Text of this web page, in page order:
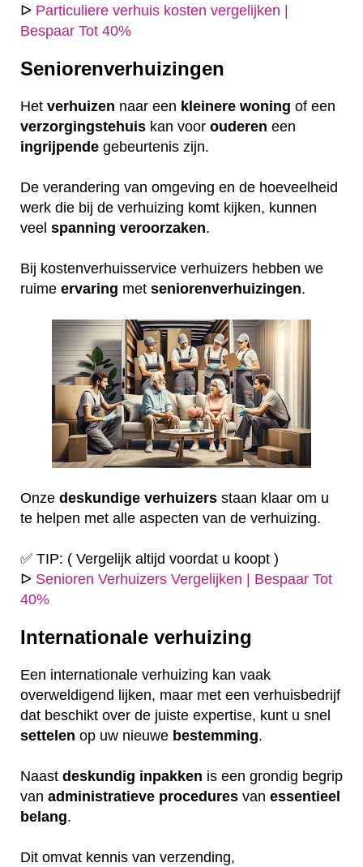
ᐅ Particuliere verhuis kosten vergelijken |
Bespaar Tot 40%
Seniorenverhuizingen
Het verhuizen naar een kleinere woning of een
verzorgingstehuis kan voor ouderen een
ingrijpende gebeurtenis zijn.
De verandering van omgeving en de hoeveelheid
werk die bij de verhuizing komt kijken, kunnen
veel spanning veroorzaken.
Bij kostenverhuisservice verhuizers hebben we
ruime ervaring met seniorenverhuizingen.
Onze deskundige verhuizers staan klaar om u
te helpen met alle aspecten van de verhuizing.
✅ TIP: ( Vergelijk altijd voordat u koopt )
ᐅ Senioren Verhuizers Vergelijken | Bespaar Tot
40%
Internationale verhuizing
Een internationale verhuizing kan vaak
overweldigend lijken, maar met een verhuisbedrijf
dat beschikt over de juiste expertise, kunt u snel
settelen op uw nieuwe bestemming.
Naast deskundig inpakken is een grondig begrip
van administratieve procedures van essentieel
belang.
Dit omvat kennis van verzending,